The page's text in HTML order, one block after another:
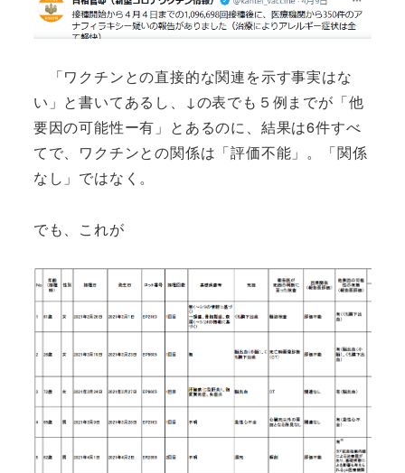
「ワクチンとの直接的な関連を示す事実はな
い」と書いてあるし、↓の表でも５例までが「他
要因の可能性ー有」とあるのに、結果は6件すべ
てで、ワクチンとの関係は「評価不能」。「関係
なし」ではなく。
でも、これが